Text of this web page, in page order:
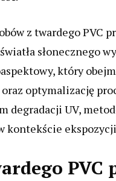
z twardego PVC
słonecznego
który
optymalizację
degradacji UV,
kontekście ekspozycji
PVC